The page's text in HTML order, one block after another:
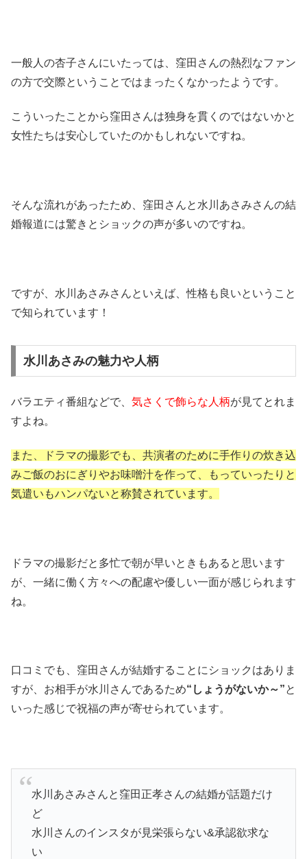
一般人の杏子さんにいたっては、窪田さんの熱烈なファン
の方で交際ということではまったくなかったようです。
こういったことから窪田さんは独身を貫くのではないかと
女性たちは安心していたのかもしれないですね。
そんな流れがあったため、窪田さんと水川あさみさんの結
婚報道には驚きとショックの声が多いのですね。
ですが、水川あさみさんといえば、性格も良いということ
で知られています！
水川あさみの魅力や人柄
バラエティ番組などで、 気さくで飾らな人柄が見てとれま
すよね。
また、ドラマの撮影でも、共演者のために手作りの炊き込
みご飯のおにぎりやお味噌汁を作って、もっていったりと
気遣いもハンパないと称賛されています。
ドラマの撮影だと多忙で朝が早いときもあると思います
が、一緒に働く方々への配慮や優しい一面が感じられます
ね。
口コミでも、窪田さんが結婚することにショックはありま
すが、お相手が水川さんであるため“しょうがないか～”と
いった感じで祝福の声が寄せられています。
水川あさみさんと窪田正孝さんの結婚が話題だけ
ど
水川さんのインスタが見栄張らない&承認欲求な
い